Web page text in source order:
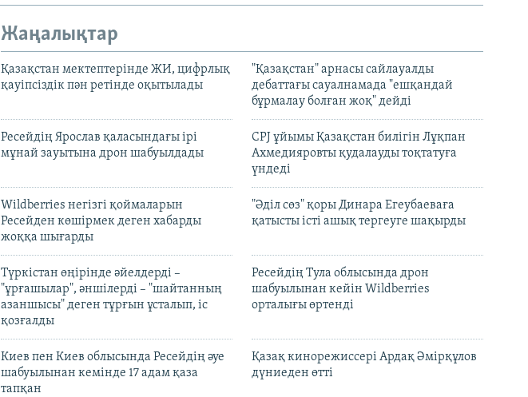
Жаңалықтар
Қазақстан мектептерінде ЖИ, цифрлық
қауіпсіздік пән ретінде оқытылады
"Қазақстан" арнасы сайлауалды
дебаттағы сауалнамада "ешқандай
бұрмалау болған жоқ" дейді
Ресейдің Ярослав қаласындағы ірі
мұнай зауытына дрон шабуылдады
CPJ ұйымы Қазақстан билігін Лұқпан
Ахмедияровты қудалауды тоқтатуға
үндеді
Wildberries негізгі қоймаларын
Ресейден көшірмек деген хабарды
жоққа шығарды
"Әділ сөз" қоры Динара Егеубаеваға
қатысты істі ашық тергеуге шақырды
Түркістан өңірінде әйелдерді –
"ұрғашылар", әншілерді – "шайтанның
азаншысы" деген тұрғын ұсталып, іс
қозғалды
Ресейдің Тула облысында дрон
шабуылынан кейін Wildberries
орталығы өртенді
Киев пен Киев облысында Ресейдің әуе
шабуылынан кемінде 17 адам қаза
тапқан
Қазақ кинорежиссері Ардақ Әмірқұлов
дүниеден өтті